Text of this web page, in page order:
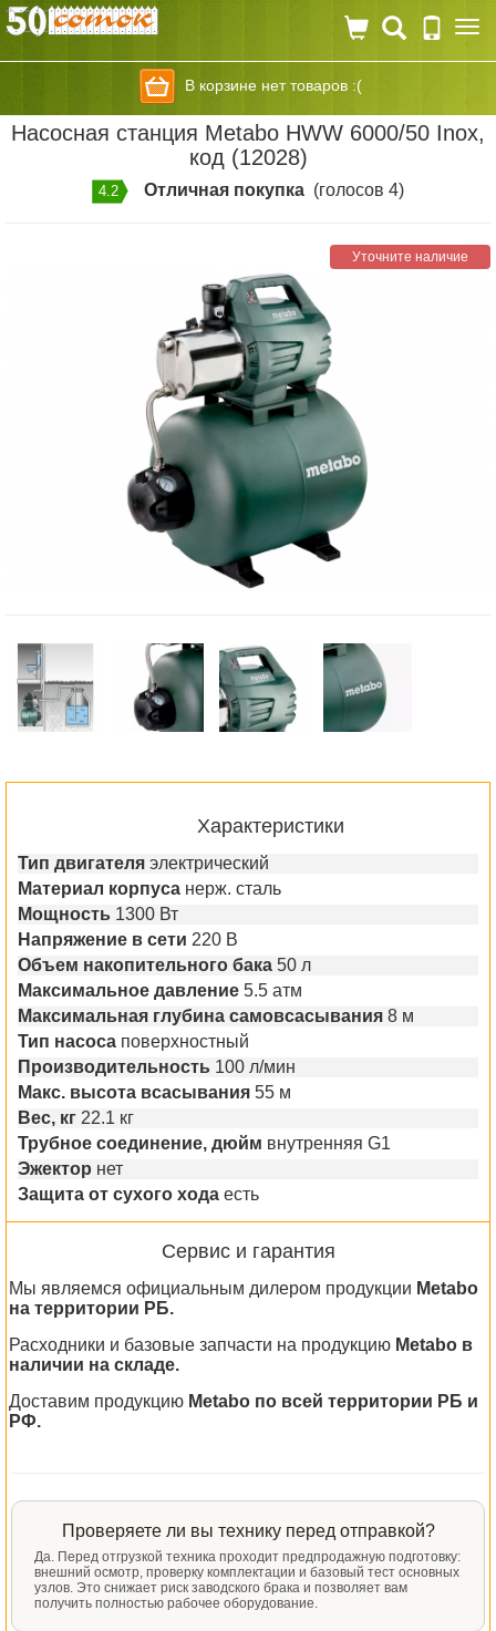
В корзине нет товаров :(
Насосная станция Metabo HWW 6000/50 Inox,
код (12028)
4.2 Отличная покупка (голосов 4)
Уточните наличие
Характеристики
Тип двигателя электрический
Материал корпуса нерж. сталь
Мощность 1300 Вт
Напряжение в сети 220 В
Объем накопительного бака 50 л
Максимальное давление 5.5 атм
Максимальная глубина самовсасывания 8 м
Тип насоса поверхностный
Производительность 100 л/мин
Макс. высота всасывания 55 м
Вес, кг 22.1 кг
Трубное соединение, дюйм внутренняя G1
Эжектор нет
Защита от сухого хода есть
Сервис и гарантия
Мы являемся официальным дилером продукции Metabo
на территории РБ.
Расходники и базовые запчасти на продукцию Metabo в
наличии на складе.
Доставим продукцию Metabo по всей территории РБ и
РФ.
Проверяете ли вы технику перед отправкой?
Да. Перед отгрузкой техника проходит предпродажную подготовку:
внешний осмотр, проверку комплектации и базовый тест основных
узлов. Это снижает риск заводского брака и позволяет вам
получить полностью рабочее оборудование.